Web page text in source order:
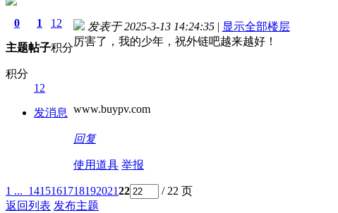
0
主题
1
帖子
12
积分
积分
12
发消息
发表于 2025-3-13 14:24:35 | 显示全部楼层
厉害了，我的少年，祝外链吧越来越好！
www.buypv.com
回复
使用道具 举报
1 ... 141516171819202122
/ 22 页
返回列表 发布主题